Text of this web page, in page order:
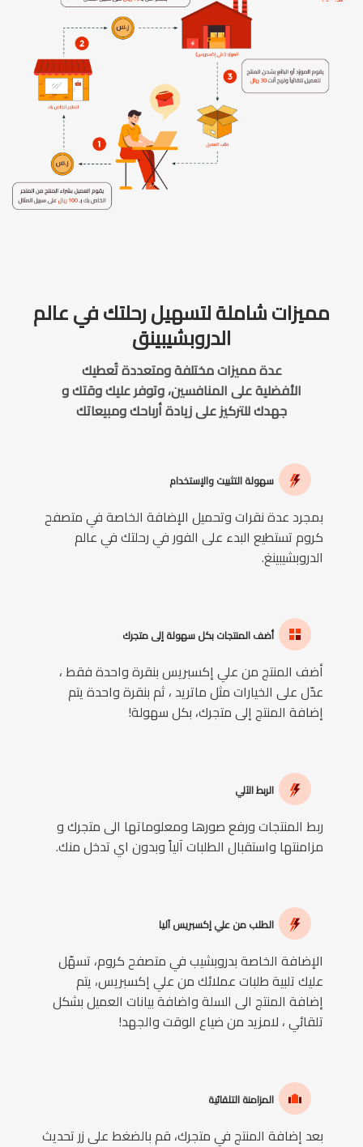
مميزات شاملة لتسهيل رحلتك في عالم
الدروبشيبينق
عدة مميزات مختلفة ومتعددة تُعطيك
الأفضلية على المنافسين، وتوفر عليك وقتك و
جهدك للتركيز على زيادة أرباحك ومبيعاتك
سهولة التثبيت والإستخدام
بمجرد عدة نقرات وتحميل الإضافة الخاصة في متصفح
كروم تستطيع البدء على الفور في رحلتك في عالم
الدروبشيبينغ.
أضف المنتجات بكل سهولة إلى متجرك
أضف المنتج من علي إكسبريس بنقرة واحدة فقط ،
عدّل على الخيارات مثل ماتريد ، ثم بنقرة واحدة يتم
إضافة المنتج إلى متجرك، بكل سهولة!
الربط الآلي
ربط المنتجات ورفع صورها ومعلوماتها الى متجرك و
مزامنتها واستقبال الطلبات آلياً وبدون اي تدخل منك.
الطلب من علي إكسبريس آليا
الإضافة الخاصة بدروبشيب في متصفح كروم، تسهّل
عليك تلبية طلبات عملائك من علي إكسبريس، يتم
إضافة المنتج الى السلة واضافة بيانات العميل بشكل
تلقائي ، لامزيد من ضياع الوقت والجهد!
المزامنة التلقائية
بعد إضافة المنتج في متجرك، قم بالضغط على زر تحديث